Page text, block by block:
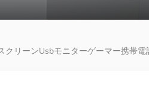
リーンusbモニターゲーマー携帯電